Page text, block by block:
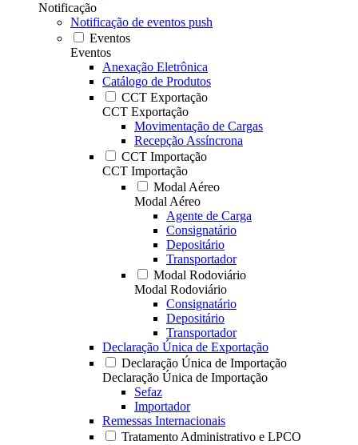
Notificação
Notificação de eventos push
Eventos
Eventos
Anexação Eletrônica
Catálogo de Produtos
CCT Exportação
CCT Exportação
Movimentação de Cargas
Recepção Assíncrona
CCT Importação
CCT Importação
Modal Aéreo
Modal Aéreo
Agente de Carga
Consignatário
Depositário
Transportador
Modal Rodoviário
Modal Rodoviário
Consignatário
Depositário
Transportador
Declaração Única de Exportação
Declaração Única de Importação
Declaração Única de Importação
Sefaz
Importador
Remessas Internacionais
Tratamento Administrativo e LPCO